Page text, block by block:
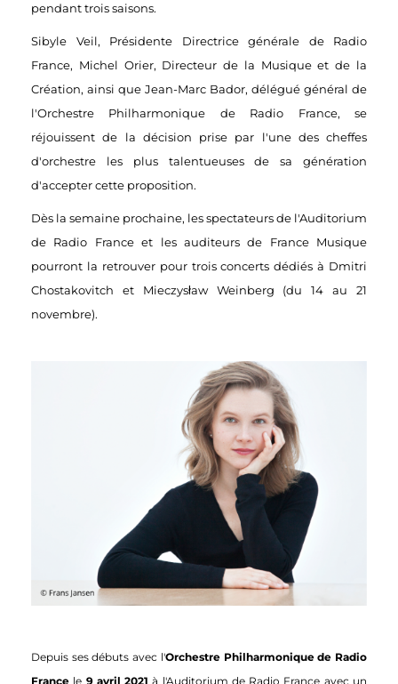
pendant trois saisons.
Sibyle Veil, Présidente Directrice générale de Radio
France, Michel Orier, Directeur de la Musique et de la
Création, ainsi que Jean-Marc Bador, délégué général de
l'Orchestre Philharmonique de Radio France, se
réjouissent de la décision prise par l'une des cheffes
d'orchestre les plus talentueuses de sa génération
d'accepter cette proposition.
Dès la semaine prochaine, les spectateurs de l'Auditorium
de Radio France et les auditeurs de France Musique
pourront la retrouver pour trois concerts dédiés à Dmitri
Chostakovitch et
Mieczysław Weinberg (du 14 au 21
novembre).
Depuis ses débuts avec l'Orchestre Philharmonique de Radio
France le 9 avril 2021à l'Auditorium de Radio France avec un